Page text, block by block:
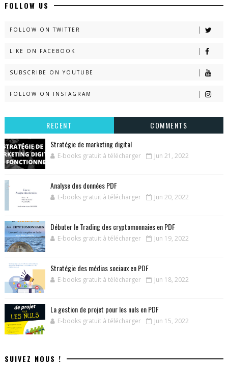
FOLLOW US
FOLLOW ON TWITTER
LIKE ON FACEBOOK
SUBSCRIBE ON YOUTUBE
FOLLOW ON INSTAGRAM
RECENT
COMMENTS
Stratégie de marketing digital
E-books gratuit à télécharger Jun 21, 2022
Analyse des données PDF
E-books gratuit à télécharger Jun 20, 2022
Débuter le Trading des cryptomonnaies en PDF
E-books gratuit à télécharger Jun 19, 2022
Stratégie des médias sociaux en PDF
E-books gratuit à télécharger Jun 18, 2022
La gestion de projet pour les nuls en PDF
E-books gratuit à télécharger Jun 15, 2022
SUIVEZ NOUS !